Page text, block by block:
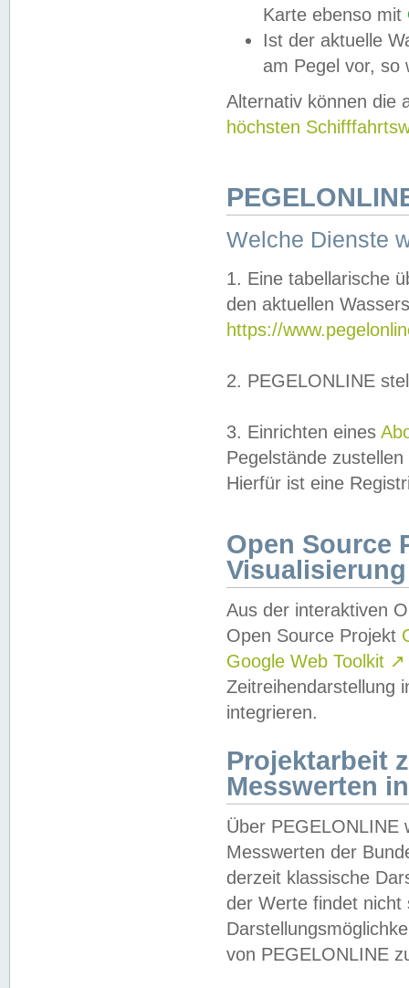
Karte ebenso mit
Ist der aktuelle
am Pegel vor,
Alternativ können die
höchsten
Welche Dienste
1. Eine tabellarische
den aktuellen
https://
2. PEGELONLINE
3. Einrichten eines
Pegelstände
Hierfür ist eine
Open Source
Visualisierung
Aus der interaktiven
Open Source Projekt
Google Web Toolkit ↗
Zeitreihendarstellung
integrieren.
Projektarbeit
Messwerten
Über PEGELONLINE
Messwerten der
derzeit klassische
der Werte findet
von PEGELONLINE